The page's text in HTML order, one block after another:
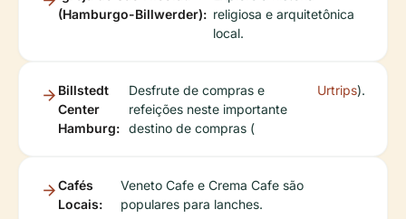
(Hamburgo-Billwerder): religiosa e arquitetônica
local.
Billstedt
Center
Hamburg:
Desfrute de compras e
refeições neste importante
destino de compras (
Urtrips).
Cafés
Locais:
Veneto Cafe e Crema Cafe são
populares para lanches.